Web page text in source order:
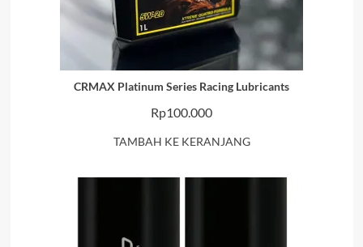
CRMAX Platinum Series Racing Lubricants
Rp100.000
TAMBAH KE KERANJANG